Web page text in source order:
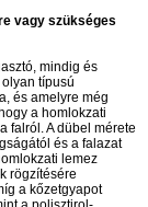
vagy szükséges
mindig és
típusú
és amelyre még
a homlokzati
falról. A dübel mérete
és a falazat
lemez
rögzítésére
a kőzetgyapot